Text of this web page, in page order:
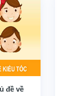
đề về